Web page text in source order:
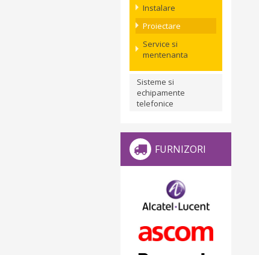
Instalare
Proiectare
Service si
mentenanta
Sisteme si
echipamente
telefonice
FURNIZORI